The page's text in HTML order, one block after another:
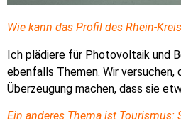
Wie kann das Profil des Rhein-
Ich plädiere für Photovoltaik und
ebenfalls Themen. Wir versuchen,
Überzeugung machen, dass sie
Ein anderes Thema ist Tourismus: